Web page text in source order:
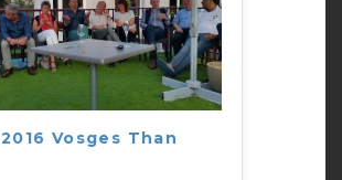
2016 Vosges Than